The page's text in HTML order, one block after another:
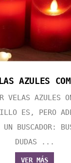
AZULES
VELAS AZULES
ES, PERO
BUSCADOR:
DUDAS ...
VER MÁS